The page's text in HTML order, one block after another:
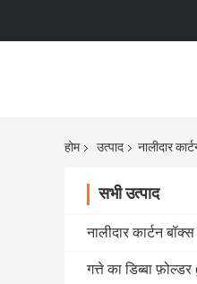
होम उत्पाद नालीदार
सभी उत्पाद
नालीदार कार्टन
गत्ते का डिब्बा